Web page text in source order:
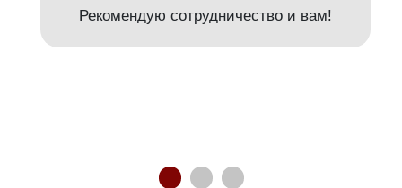
Рекомендую сотрудничество и вам!